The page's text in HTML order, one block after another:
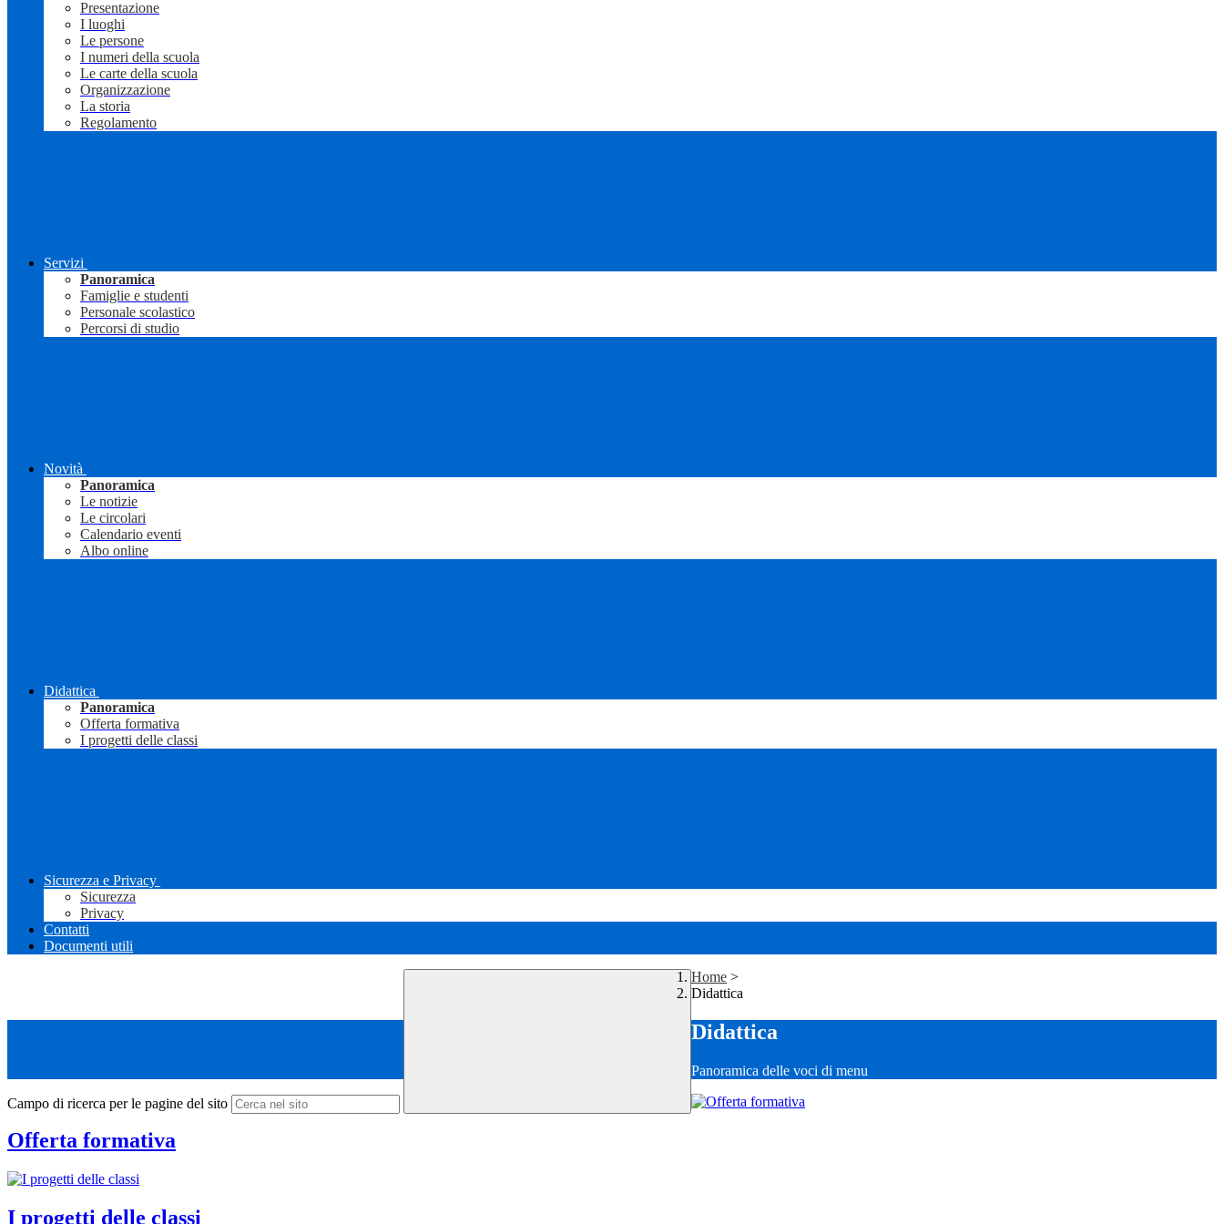
Presentazione
I luoghi
Le persone
I numeri della scuola
Le carte della scuola
Organizzazione
La storia
Regolamento
Servizi
Panoramica
Famiglie e studenti
Personale scolastico
Percorsi di studio
Novità
Panoramica
Le notizie
Le circolari
Calendario eventi
Albo online
Didattica
Panoramica
Offerta formativa
I progetti delle classi
Sicurezza e Privacy
Sicurezza
Privacy
Contatti
Documenti utili
Campo di ricerca per le pagine del sito
Home >
Didattica
Didattica
Panoramica delle voci di menu
Offerta formativa
I progetti delle classi